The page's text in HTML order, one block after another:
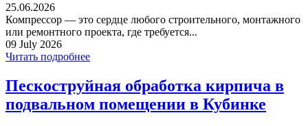
25.06.2026
Компрессор — это сердце любого строительного, монтажного
или ремонтного проекта, где требуется...
09 July 2026
Читать подробнее
Пескоструйная обработка кирпича в
подвальном помещении в Кубинке